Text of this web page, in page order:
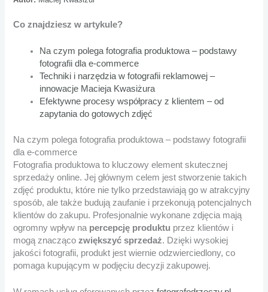
Co znajdziesz w artykule?
Na czym polega fotografia produktowa – podstawy
fotografii dla e-commerce
Techniki i narzędzia w fotografii reklamowej –
innowacje Macieja Kwasiżura
Efektywne procesy współpracy z klientem – od
zapytania do gotowych zdjęć
Na czym polega fotografia produktowa – podstawy fotografii
dla e-commerce
Fotografia produktowa to kluczowy element skutecznej
sprzedaży online. Jej głównym celem jest stworzenie takich
zdjęć produktu, które nie tylko przedstawiają go w atrakcyjny
sposób, ale także budują zaufanie i przekonują potencjalnych
klientów do zakupu. Profesjonalnie wykonane zdjęcia mają
ogromny wpływ na percepcję produktu przez klientów i
mogą znaczącozwiększyć sprzedaż. Dzięki wysokiej
jakości fotografii, produkt jest wiernie odzwierciedlony, co
pomaga kupującym w podjęciu decyzji zakupowej.